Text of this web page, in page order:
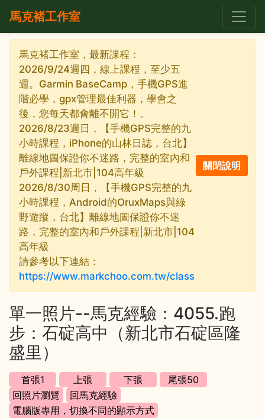
馬克褚工作室
馬克褚工作室，最新課程：
2026/9/24週四，線上課程，至少五
週。Garmin BaseCamp，手機GPS進
階必學，gpx管理最佳利器，學會之
後，您每天都會離不開它！。
2026/8/23週日，【手機GPS完整的九
小時課程，iPhone的山林日誌，台北】
離線地圖保證你不迷路，完整的室內和
戶外課程|新北市|104高年級
2026/8/30周日，【手機GPS完整的九
小時課程，Android的OruxMaps與綠
野遊蹤，台北】離線地圖保證你不迷
路，完整的室內和戶外課程|新北市|104
高年級
請參考以下連結：
https://www.markchoo.com.tw/class
單一照片--馬克經驗：4055.跑
步：石碇高中（新北市石碇區隆
盛里）